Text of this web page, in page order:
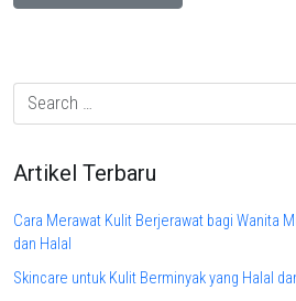
Artikel Terbaru
Cara Merawat Kulit Berjerawat bagi Wanita
dan Halal
Skincare untuk Kulit Berminyak yang Halal